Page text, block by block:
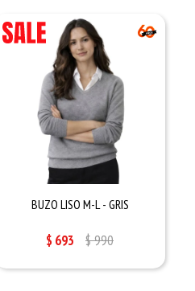
BUZO LISO M-L - GRIS
$ 693 $990